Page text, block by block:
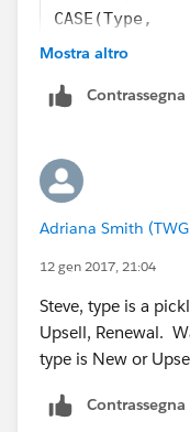
CASE(Type,
"New" , 1 ,
"Upsell" , 1
)
Mostra altro
Adriana Smith
12 gen 2017, 21:04
Steve, type is a
Upsell, Renewal.
type is New or